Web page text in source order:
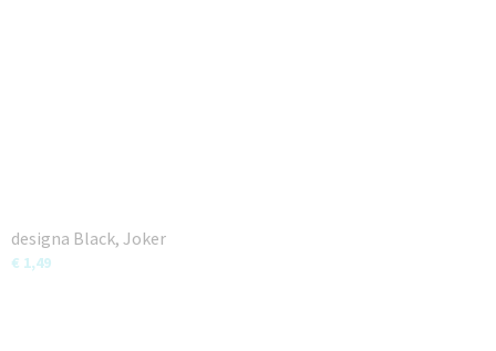
designa Black, Joker
€ 1,49